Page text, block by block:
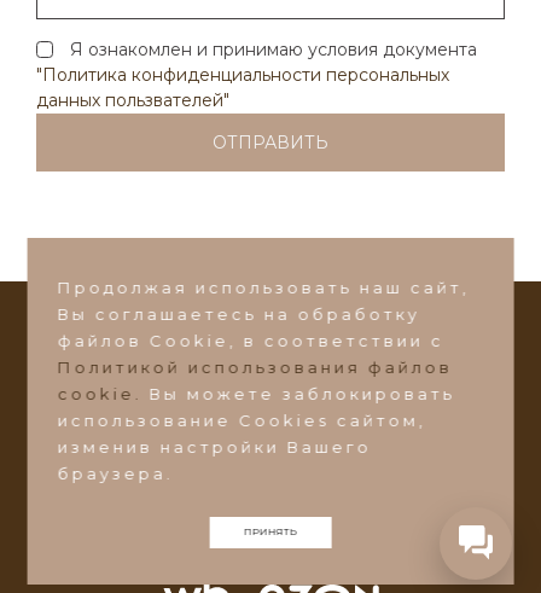
Продолжая использовать наш сайт,
Вы соглашаетесь на обработку
файлов Сookie, в соответствии с
Политикой использования файлов
cookie.
Вы можете заблокировать
использование Cookies сайтом,
изменив настройки Вашего
браузера.
ПРИНЯТЬ
Я ознакомлен и принимаю условия документа
"Политика конфиденциальности персональных
данных пользвателей"
СТАТЬ ДИЛЕРОМ
©2026 Фабрика мебели "Добрый Стиль"
Ульяновская область, Барышский район, пос.
Поливаново, ул. Зеленая 1А
Написать в Max
Написать в VK